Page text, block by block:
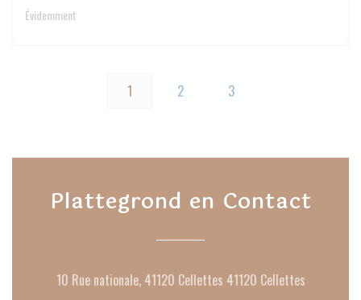
Évidemment
1 2 3
Plattegrond en Contact
10 Rue nationale, 41120 Cellettes 41120 Cellettes((opent in